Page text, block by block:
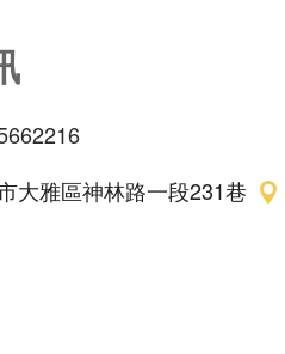
大雅區神林路一段231巷